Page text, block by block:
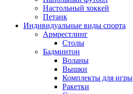
Настольный хоккей
Петанк
Индивидуальные виды спорта
Армрестлинг
Столы
Бадминтон
Воланы
Вышки
Комплекты для игры
Ракетки